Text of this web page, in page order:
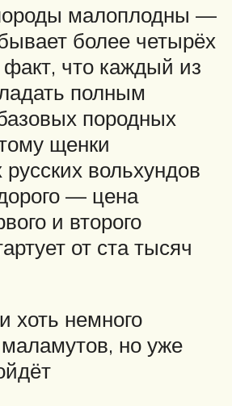
малоплодны —
более четырёх
что каждый из
полным
породных
щенки
русских вольхундов
— цена
и второго
от ста тысяч
хоть немного
но уже